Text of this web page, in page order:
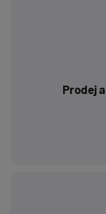
Prodej